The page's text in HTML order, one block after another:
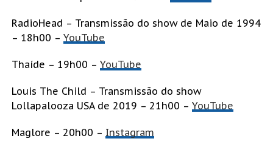
RadioHead – Transmissão do show de Maio de 1994
– 18h00 – YouTube
Thaíde – 19h00 – YouTube
Louis The Child – Transmissão do show
Lollapalooza USA de 2019 – 21h00 – YouTube
Maglore – 20h00 – Instagram